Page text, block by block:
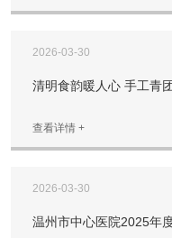
2026-03-30
清明食韵暖人心 手工青
查看详情 +
2026-03-30
温州市中心医院2025年